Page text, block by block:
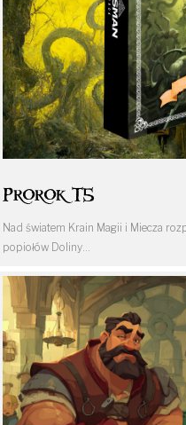
Prorok T5
Nad światem Krain Magii i Miecza
popiołów Doliny…